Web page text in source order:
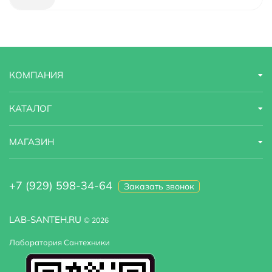
Габариты 20,7x20,5x13,7
Модель Hercules Hessen DA1423241
Область применения бытовая
Оснащение настенный держатель
LAB-SANTEH.RU © 2026
Лаборатория Сантехники
КОМПАНИЯ
КАТАЛОГ
МАГАЗИН
+7 (929) 598-34-64 Заказать звонок